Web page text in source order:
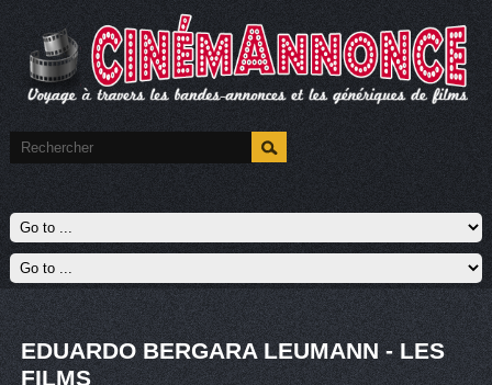
EDUARDO BERGARA LEUMANN - LES
FILMS